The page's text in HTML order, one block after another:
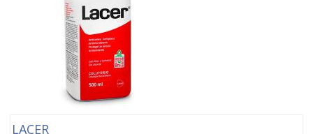
LACER